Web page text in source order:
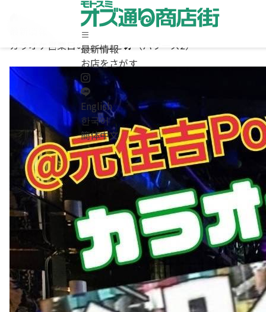
最新情報
お店をさがす
English
한국어
簡体中文
ホーム
お店をさがす
求人情報
商店街について / お問合わせ
Instagram
LINE
English/한국어/簡体中文
カラオケ営業日のお知らせ🎤（パワーズ2）